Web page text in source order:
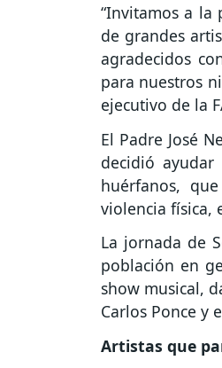
“Invitamos a la
de grandes
agradecidos
para nuestros
ejecutivo de la
El Padre José
decidió
huérfanos,
violencia física,
La jornada de
población en
show musical,
Carlos Ponce y
Artistas que